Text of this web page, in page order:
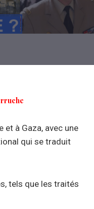
et à Gaza, avec une
qui se traduit
tels que les traités